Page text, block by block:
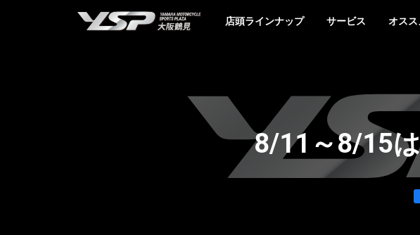
YSP大阪鶴見
店頭ラインナップ サービス オスス
8/11～8/15